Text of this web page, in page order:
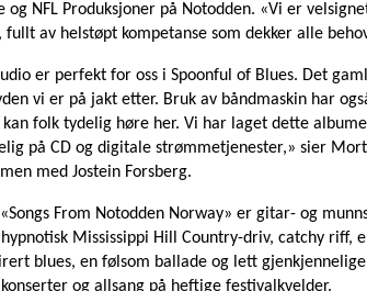
og NFL Produksjoner på Notodden. «Vi er
fullt av helstøpt kompetanse som dekker alle
er perfekt for oss i Spoonful of Blues. Det
vi er på jakt etter. Bruk av båndmaskin har
kan folk tydelig høre her. Vi har laget dette
på CD og digitale strømmetjenester,» sier
med Jostein Forsberg.
From Notodden Norway» er gitar- og
Mississippi Hill Country-driv, catchy riff,
blues, en følsom ballade og lett
og allsang på heftige festivalkvelder.